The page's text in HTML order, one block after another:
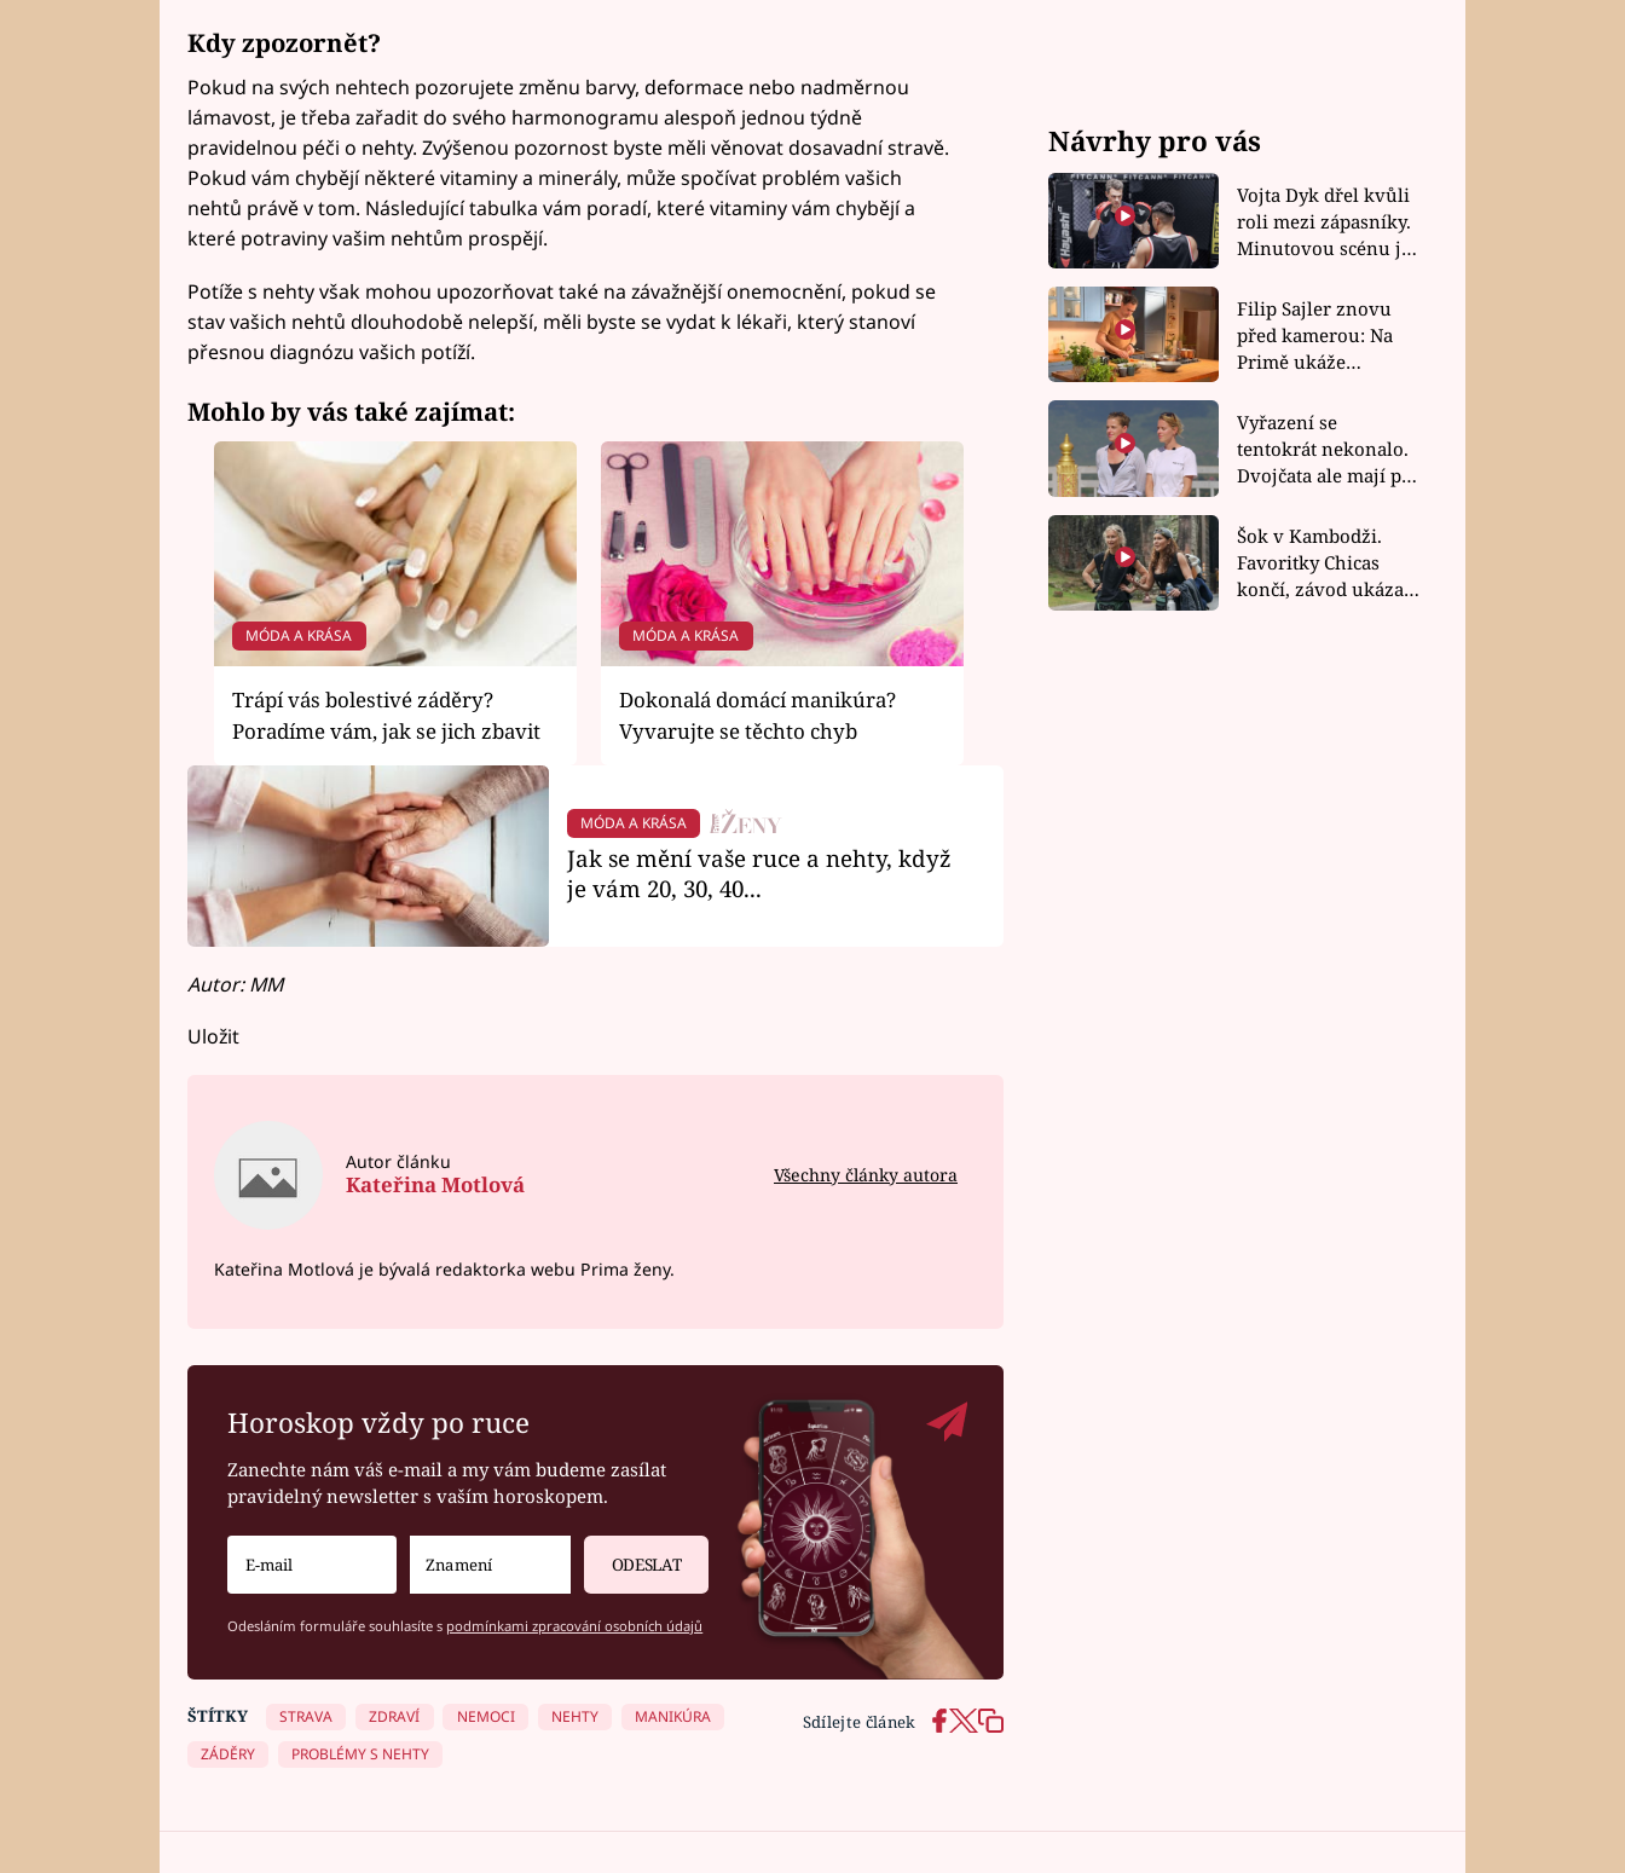
Kdy zpozornět?
Pokud na svých nehtech pozorujete změnu barvy, deformace nebo nadměrnou
lámavost, je třeba zařadit do svého harmonogramu alespoň jednou týdně
pravidelnou péči o nehty. Zvýšenou pozornost byste měli věnovat dosavadní stravě.
Pokud vám chybějí některé vitaminy a minerály, může spočívat problém vašich
nehtů právě v tom. Následující tabulka vám poradí, které vitaminy vám chybějí a
které potraviny vašim nehtům prospějí.
Potíže s nehty však mohou upozorňovat také na závažnější onemocnění, pokud se
stav vašich nehtů dlouhodobě nelepší, měli byste se vydat k lékaři, který stanoví
přesnou diagnózu vašich potíží.
Mohlo by vás také zajímat:
MÓDA A KRÁSA
Trápí vás bolestivé záděry?
Poradíme vám, jak se jich zbavit
MÓDA A KRÁSA
Dokonalá domácí manikúra?
Vyvarujte se těchto chyb
MÓDA A KRÁSA
Jak se mění vaše ruce a nehty, když
je vám 20, 30, 40...
Autor: MM
Uložit
Autor článku
Kateřina Motlová Všechny články autora
Kateřina Motlová je bývalá redaktorka webu Prima ženy.
Horoskop vždy po ruce
Zanechte nám váš e-mail a my vám budeme zasílat
pravidelný newsletter s vaším horoskopem.
ODESLAT
Odesláním formuláře souhlasíte s podmínkami zpracování osobních údajů
Sdílejte článek
ŠTÍTKY STRAVA ZDRAVÍ NEMOCI NEHTY
MANIKÚRA
ZÁDĚRY
PROBLÉMY S NEHTY
Návrhy pro vás
Vojta Dyk dřel kvůli
roli mezi zápasníky.
Minutovou scénu jel
Filip Sajler znovu
před kamerou: Na
Primě ukáže
rychlé recepty
Vyřazení se
tentokrát nekonalo.
Dvojčata ale mají po
závodu nůž na krku
Šok v Kambodži.
Favoritky Chicas
končí, závod ukázal